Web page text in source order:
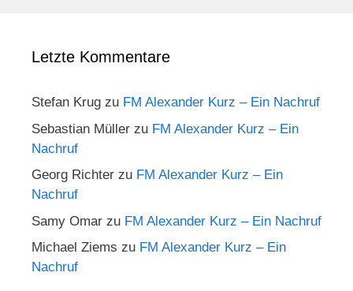
Letzte Kommentare
Stefan Krug zu FM Alexander Kurz – Ein Nachruf
Sebastian Müller zu FM Alexander Kurz – Ein
Nachruf
Georg Richter zu FM Alexander Kurz – Ein
Nachruf
Samy Omar zu FM Alexander Kurz – Ein Nachruf
Michael Ziems zu FM Alexander Kurz – Ein
Nachruf